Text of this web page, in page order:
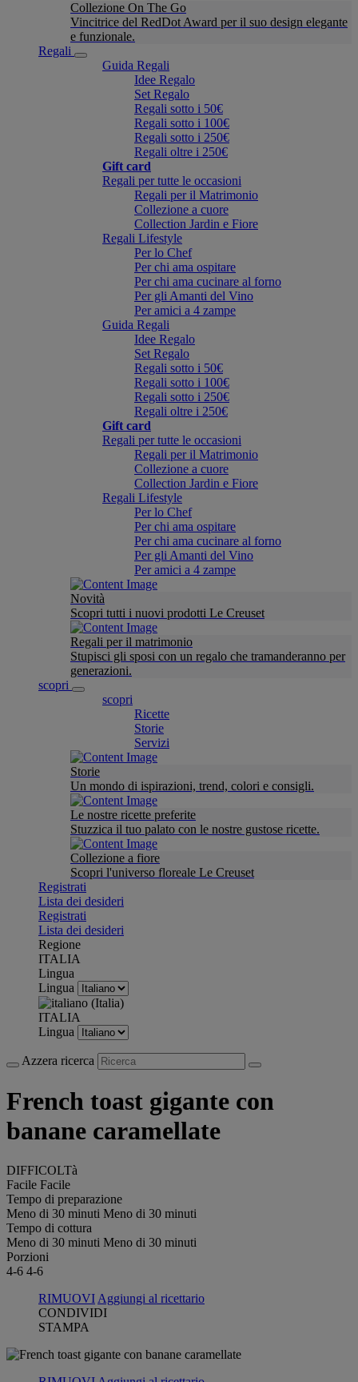
Collezione On The Go
Vincitrice del RedDot Award per il suo design elegante
e funzionale.
Regali
Guida Regali
Idee Regalo
Set Regalo
Regali sotto i 50€
Regali sotto i 100€
Regali sotto i 250€
Regali oltre i 250€
Gift card
Regali per tutte le occasioni
Regali per il Matrimonio
Collezione a cuore
Collection Jardin e Fiore
Regali Lifestyle
Per lo Chef
Per chi ama ospitare
Per chi ama cucinare al forno
Per gli Amanti del Vino
Per amici a 4 zampe
Guida Regali
Idee Regalo
Set Regalo
Regali sotto i 50€
Regali sotto i 100€
Regali sotto i 250€
Regali oltre i 250€
Gift card
Regali per tutte le occasioni
Regali per il Matrimonio
Collezione a cuore
Collection Jardin e Fiore
Regali Lifestyle
Per lo Chef
Per chi ama ospitare
Per chi ama cucinare al forno
Per gli Amanti del Vino
Per amici a 4 zampe
Novità
Scopri tutti i nuovi prodotti Le Creuset
Regali per il matrimonio
Stupisci gli sposi con un regalo che tramanderanno per
generazioni.
scopri
scopri
Ricette
Storie
Servizi
Storie
Un mondo di ispirazioni, trend, colori e consigli.
Le nostre ricette preferite
Stuzzica il tuo palato con le nostre gustose ricette.
Collezione a fiore
Scopri l'universo floreale Le Creuset
Registrati
Lista dei desideri
Registrati
Lista dei desideri
Regione
ITALIA
Lingua
Lingua
ITALIA
Lingua
Azzera ricerca
French toast gigante con
banane caramellate
DIFFICOLTà
Facile Facile
Tempo di preparazione
Meno di 30 minuti Meno di 30 minuti
Tempo di cottura
Meno di 30 minuti Meno di 30 minuti
Porzioni
4-6 4-6
RIMUOVI Aggiungi al ricettario
CONDIVIDI
STAMPA